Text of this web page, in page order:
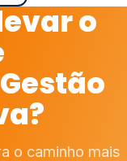
o
o caminho mais